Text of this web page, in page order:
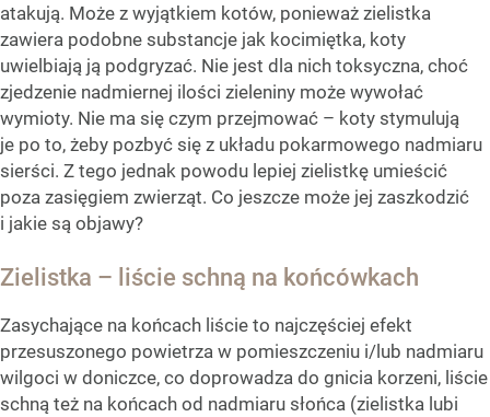
atakują. Może z wyjątkiem kotów, ponieważ zielistka
zawiera podobne substancje jak kocimiętka, koty
uwielbiają ją podgryzać. Nie jest dla nich toksyczna, choć
zjedzenie nadmiernej ilości zieleniny może wywołać
wymioty. Nie ma się czym przejmować – koty stymulują
je po to, żeby pozbyć się z układu pokarmowego nadmiaru
sierści. Z tego jednak powodu lepiej zielistkę umieścić
poza zasięgiem zwierząt. Co jeszcze może jej zaszkodzić
i jakie są objawy?
Zielistka – liście schną na końcówkach
Zasychające na końcach liście to najczęściej efekt
przesuszonego powietrza w pomieszczeniu i/lub nadmiaru
wilgoci w doniczce, co doprowadza do gnicia korzeni, liście
schną też na końcach od nadmiaru słońca (zielistka lubi